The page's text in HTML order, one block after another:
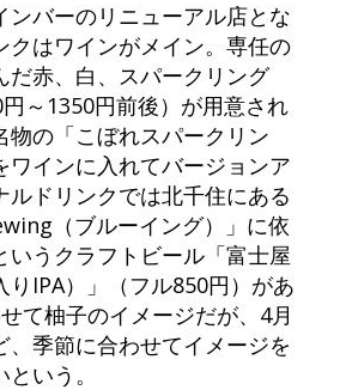
ンバーのリニューアル店とな
クはワインがメイン。専任の
だ赤、白、スパークリング
円～1350円前後）が用意され
物の「こぼれスパークリン
ワインに入れてバージョンア
ルドリンクでは北千住にある
（ブルーイング）」に依
いうクラフトビール「富士屋
りIPA）」（フル850円）があ
て柚子のイメージだが、4月
、季節に合わせてイメージを
いう。